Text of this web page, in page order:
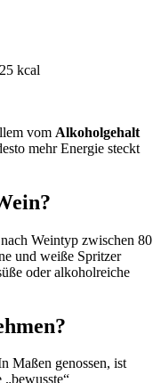
kcal
vom Alkoholgehalt
mehr Energie steckt
Weintyp zwischen 80
und weiße Spritzer
oder alkoholreiche
Maßen genossen, ist